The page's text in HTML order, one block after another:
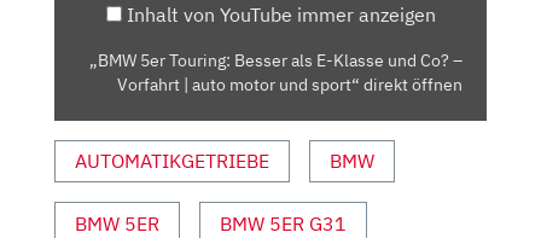
|
AUTO
UND
Inhalt von YouTube immer anzeigen
„BMW 5er Touring: Besser als E-Klasse und Co? –
Vorfahrt | auto motor und sport“ direkt öffnen
AUTOMATIKGETRIEBE BMW
BMW 5ER BMW 5ER G31